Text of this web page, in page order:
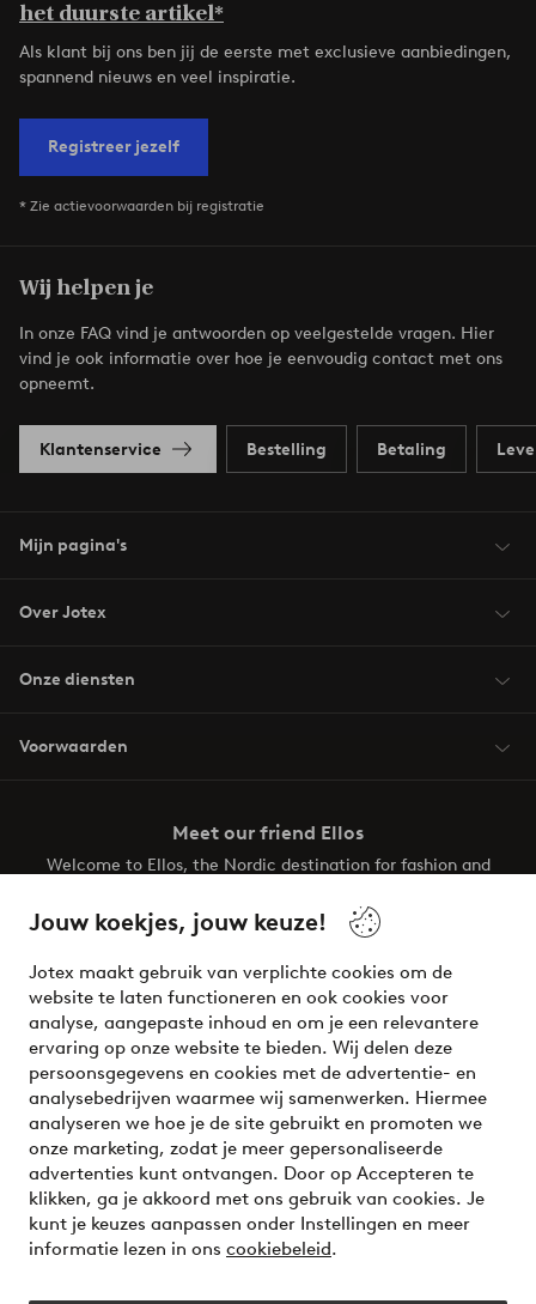
Jouw koekjes, jouw keuze!
Jotex maakt gebruik van verplichte cookies om de
website te laten functioneren en ook cookies voor
analyse, aangepaste inhoud en om je een relevantere
ervaring op onze website te bieden. Wij delen deze
persoonsgegevens en cookies met de advertentie- en
analysebedrijven waarmee wij samenwerken. Hiermee
analyseren we hoe je de site gebruikt en promoten we
onze marketing, zodat je meer gepersonaliseerde
advertenties kunt ontvangen. Door op Accepteren te
klikken, ga je akkoord met ons gebruik van cookies. Je
kunt je keuzes aanpassen onder Instellingen en meer
informatie lezen in ons cookiebeleid.
het duurste artikel*
Als klant bij ons ben jij de eerste met exclusieve aanbiedingen,
spannend nieuws en veel inspiratie.
Registreer jezelf
* Zie actievoorwaarden bij registratie
Wij helpen je
In onze FAQ vind je antwoorden op veelgestelde vragen. Hier
vind je ook informatie over hoe je eenvoudig contact met ons
opneemt.
Klantenservice Bestelling Betaling
Mijn pagina's
Over Jotex
Onze diensten
Voorwaarden
Meet our friend Ellos
Welcome to Ellos, the Nordic destination for fashion and
your wardrobe. Your next inspiring look is here!
Veilig betalen - Nu betalen of opsplitsen
Wil je meer weten over onze betaalopties?